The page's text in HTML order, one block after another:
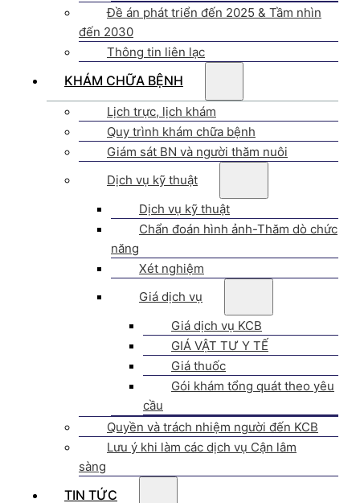
Đề án phát triển đến 2025 & Tầm nhìn
đến 2030
Thông tin liên lạc
KHÁM CHỮA BỆNH
Lịch trực, lịch khám
Quy trình khám chữa bệnh
Giám sát BN và người thăm nuôi
Dịch vụ kỹ thuật
Dịch vụ kỹ thuật
Chẩn đoán hình ảnh-Thăm dò chức
năng
Xét nghiệm
Giá dịch vụ
Giá dịch vụ KCB
GIÁ VẬT TƯ Y TẾ
Giá thuốc
Gói khám tổng quát theo yêu
cầu
Quyền và trách nhiệm người đến KCB
Lưu ý khi làm các dịch vụ Cận lâm
sàng
TIN TỨC